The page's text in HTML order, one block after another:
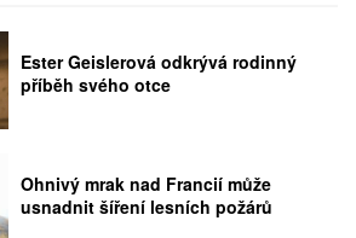
Ester Geislerová odkrývá rodinný
příběh svého otce
Ohnivý mrak nad Francií může
usnadnit šíření lesních požárů